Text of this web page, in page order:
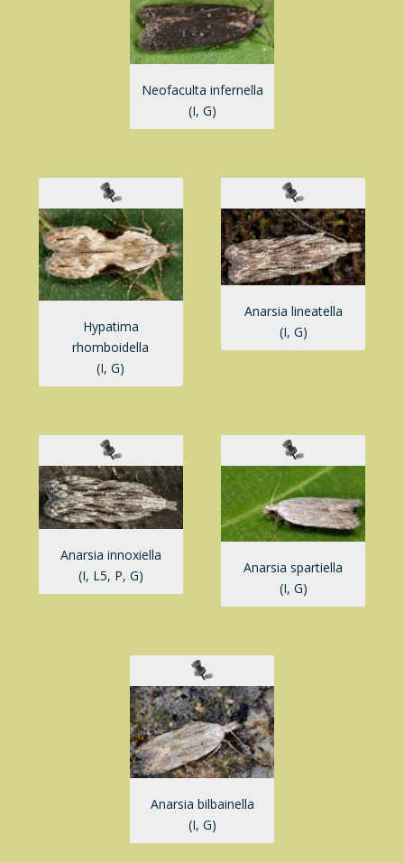
Neofaculta infernella
(I, G)
Hypatima
rhomboidella
(I, G)
Anarsia lineatella
(I, G)
Anarsia innoxiella
(I, L5, P, G)
Anarsia spartiella
(I, G)
Anarsia bilbainella
(I, G)